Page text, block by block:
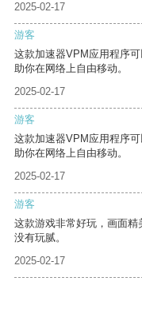
2025-02-17
游客
这款加速器VPM应用程序
助你在网络上自由移动。
2025-02-17
游客
这款加速器VPM应用程序
助你在网络上自由移动。
2025-02-17
游客
这款游戏非常好玩，画面
没有玩腻。
2025-02-17